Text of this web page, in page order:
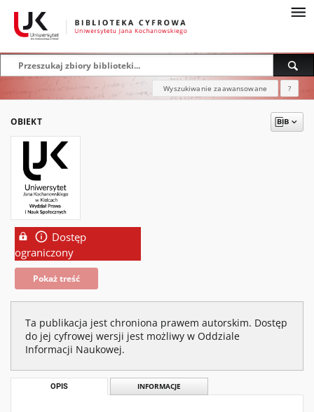
Wyszukiwanie zaawansowane ?
OBIEKT
Dostęp
ograniczony
Pokaż treść
Ta publikacja jest chroniona prawem autorskim. Dostęp
do jej cyfrowej wersji jest możliwy w Oddziale
Informacji Naukowej.
OPIS INFORMACJE